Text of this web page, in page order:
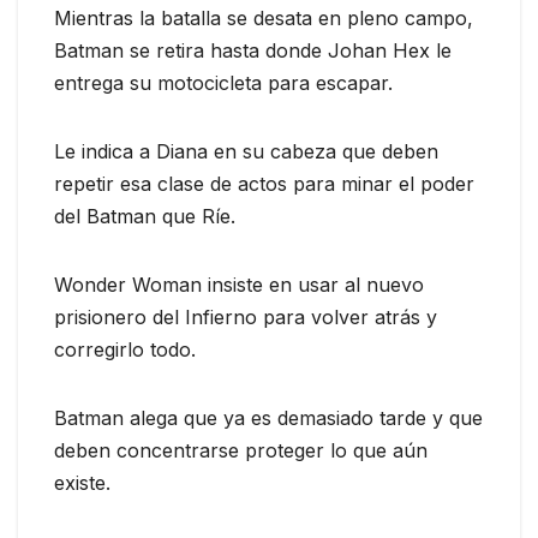
Mientras la batalla se desata en pleno campo,
Batman se retira hasta donde Johan Hex le
entrega su motocicleta para escapar.
Le indica a Diana en su cabeza que deben
repetir esa clase de actos para minar el poder
del Batman que Ríe.
Wonder Woman insiste en usar al nuevo
prisionero del Infierno para volver atrás y
corregirlo todo.
Batman alega que ya es demasiado tarde y que
deben concentrarse proteger lo que aún
existe.